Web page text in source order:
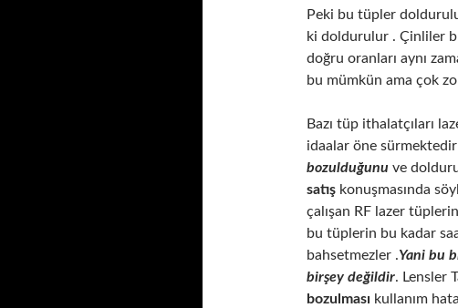
Peki bu tüpler
ki doldurulur . Çinliler
doğru oranları aynı
bu mümkün ama çok
Bazı tüp ithalatçıları
idaalar öne
bozulduğunu ve
satış konuşmasında
çalışan RF lazer
bu tüplerin bu kadar
bahsetmezler .Yani bu
birşey değildir. Lensler
bozulması kullanım